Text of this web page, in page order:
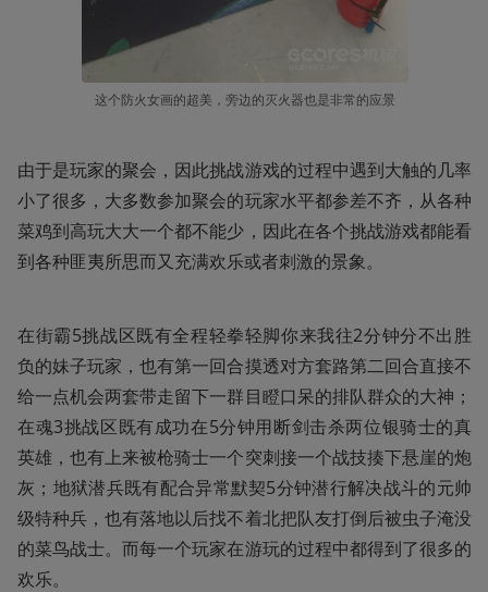
这个防火女画的超美，旁边的灭火器也是非常的应景
由于是玩家的聚会，因此挑战游戏的过程中遇到大触的几率
小了很多，大多数参加聚会的玩家水平都参差不齐，从各种
菜鸡到高玩大大一个都不能少，因此在各个挑战游戏都能看
到各种匪夷所思而又充满欢乐或者刺激的景象。
在街霸5挑战区既有全程轻拳轻脚你来我往2分钟分不出胜
负的妹子玩家，也有第一回合摸透对方套路第二回合直接不
给一点机会两套带走留下一群目瞪口呆的排队群众的大神；
在魂3挑战区既有成功在5分钟用断剑击杀两位银骑士的真
英雄，也有上来被枪骑士一个突刺接一个战技揍下悬崖的炮
灰；地狱潜兵既有配合异常默契5分钟潜行解决战斗的元帅
级特种兵，也有落地以后找不着北把队友打倒后被虫子淹没
的菜鸟战士。而每一个玩家在游玩的过程中都得到了很多的
欢乐。